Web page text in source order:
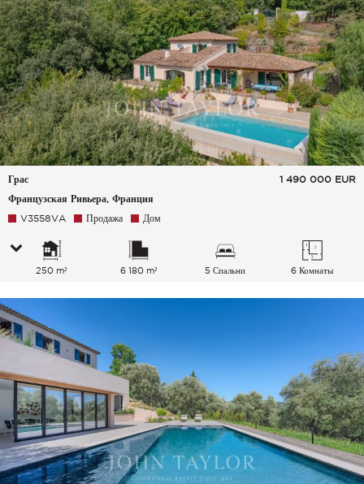
Грас
Французская Ривьера, Франция
1 490 000 EUR
V3558VA Продажа Дом
250 m² 6 180 m² 5 Спальни 6 Комнаты